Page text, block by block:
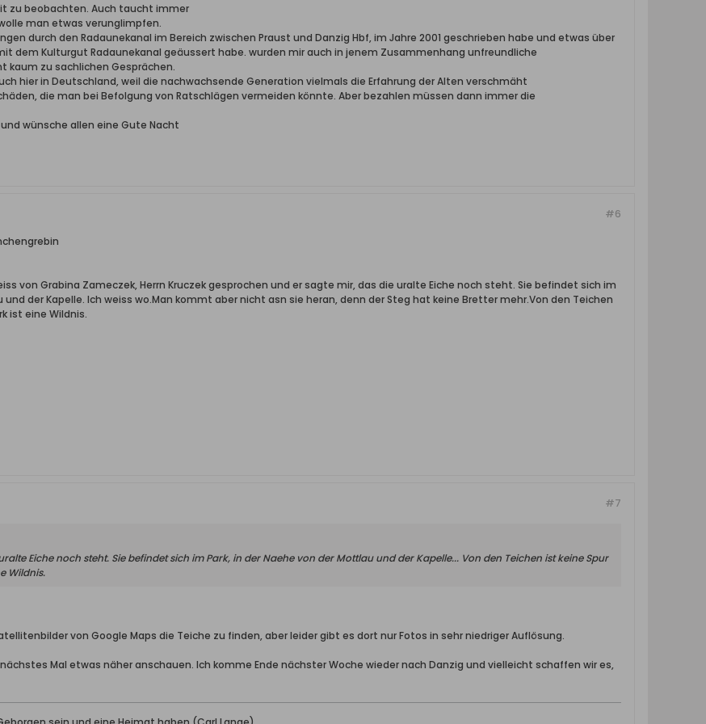
zu beobachten. Auch taucht immer
man etwas verunglimpfen.
durch den Radaunekanal im Bereich zwischen Praust und Danzig Hbf, im Jahre 2001 geschrieben habe und etwas über
dem Kulturgut Radaunekanal geäussert habe. wurden mir auch in jenem Zusammenhang unfreundliche
kaum zu sachlichen Gesprächen.
hier in Deutschland, weil die nachwachsende Generation vielmals die Erfahrung der Alten verschmäht
die man bei Befolgung von Ratschlägen vermeiden könnte. Aber bezahlen müssen dann immer die
wünsche allen eine Gute Nacht
#6
von Grabina Zameczek, Herrn Kruczek gesprochen und er sagte mir, das die uralte Eiche noch steht. Sie befindet sich im
und der Kapelle. Ich weiss wo.Man kommt aber nicht asn sie heran, denn der Steg hat keine Bretter mehr.Von den Teichen
ist eine Wildnis.
#7
Eiche noch steht. Sie befindet sich im Park, in der Naehe von der Mottlau und der Kapelle... Von den Teichen ist keine Spur
Wildnis.
von Google Maps die Teiche zu finden, aber leider gibt es dort nur Fotos in sehr niedriger Auflösung.
Mal etwas näher anschauen. Ich komme Ende nächster Woche wieder nach Danzig und vielleicht schaffen wir es,